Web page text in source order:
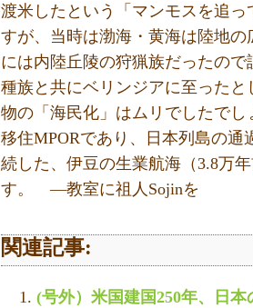
渡米したという「マンモスを追
すが、当時は渤海・黄海は陸地
には内陸丘陵の狩猟族だったの
種族と共にベリンジアに至った
物の「海民化」はムリでしたで
移住MPORであり、日本列島の
続した、伊豆の生業航海（3.8万
す。 ―教室に祖人Sojinを
関連記事:
(号外）米国建国250年、日本